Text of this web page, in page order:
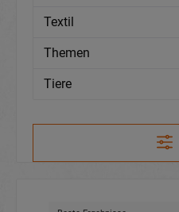
Textil
Themen
Tiere